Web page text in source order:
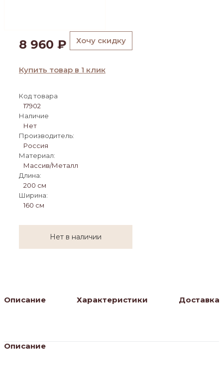
8 960 ₽ Хочу скидку
Купить товар в 1 клик
Код товара
17902
Наличие
Нет
Производитель:
Россия
Материал:
Массив/Металл
Длина:
200 см
Ширина:
160 см
Нет в наличии
Описание Характеристики Доставка
Описание